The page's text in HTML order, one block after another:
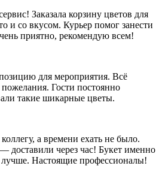
Заказала корзину цветов для
и со вкусом. Курьер помог занести
приятно, рекомендую всем!
для мероприятия. Всё
Гости постоянно
такие шикарные цветы.
а времени ехать не было.
доставили через час! Букет именно
лучше. Настоящие профессионалы!